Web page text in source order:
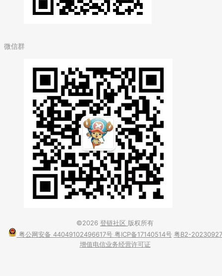
微信群
©2026 登链社区 版权所有
粤公网安备 44049102496617号 粤ICP备17140514号 粤B2-20230927
增值电信业务经营许可证